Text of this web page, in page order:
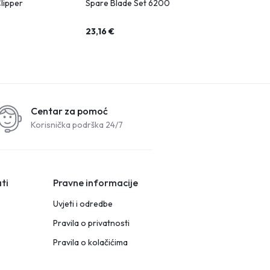
Spare Blade Set 6200
23,16€
Centar za pomoć
Korisnička podrška 24/7
Pravne informacije
Uvjeti i odredbe
Pravila o privatnosti
Pravila o kolačićima